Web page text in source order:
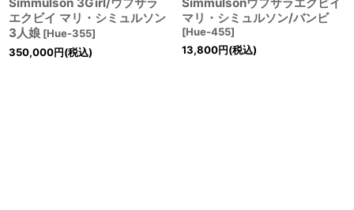
エクビイ マリ・シミュルソン
3人娘 [Hue-355]
350,000円(税込)
マリ・シミュルソン/バンビ
[Hue-455]
13,800円(税込)